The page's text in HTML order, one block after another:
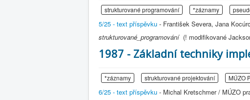
strukturované programování *záznamy
5/25 - text příspěvku - František Severa, Jana
strukturované_programování (! modifikované
1987 - Základní techniky
*záznamy strukturované projektování MÚZO
6/25 - text příspěvku - Michal Kretschmer / MÚZO